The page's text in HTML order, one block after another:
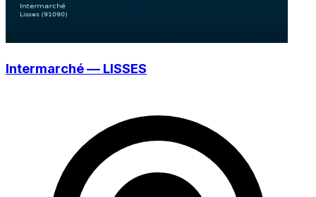
Intermarché — LISSES